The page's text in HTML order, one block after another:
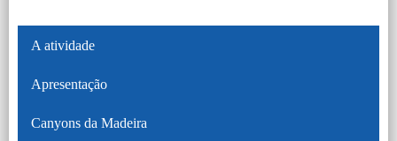
A atividade
Apresentação
Canyons da Madeira